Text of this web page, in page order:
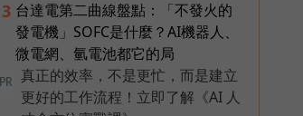
3 台達電第二曲線盤點：「不發火的
發電機」SOFC是什麼？AI機器人、
微電網、氫電池都它的局
PR
真正的效率，不是更忙，而是建立
更好的工作流程！立即了解《AI 人